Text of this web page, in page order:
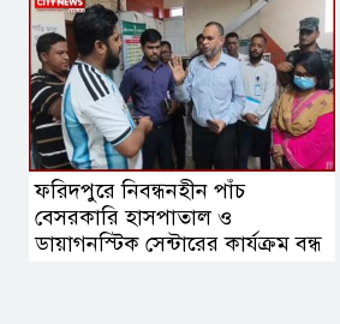
ফরিদপুরে নিবন্ধনহীন পাঁচ
বেসরকারি হাসপাতাল ও
ডায়াগনস্টিক সেন্টারের কার্যক্রম বন্ধ